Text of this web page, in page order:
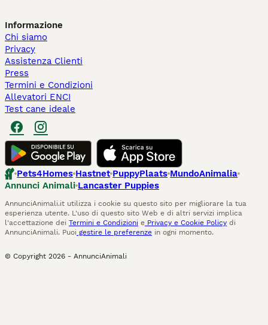
Informazione
Chi siamo
Privacy
Assistenza Clienti
Press
Termini e Condizioni
Allevatori ENCI
Test cane ideale
Pets4Homes Hastnet PuppyPlaats MundoAnimalia
Annunci Animali Lancaster Puppies
AnnunciAnimali.it utilizza i cookie su questo sito per migliorare la tua
esperienza utente. L'uso di questo sito Web e di altri servizi implica
l'accettazione dei Termini e Condizioni e Privacy e Cookie Policy di
AnnunciAnimali. Puoi gestire le preferenze in ogni momento.
© Copyright 2026 - AnnunciAnimali